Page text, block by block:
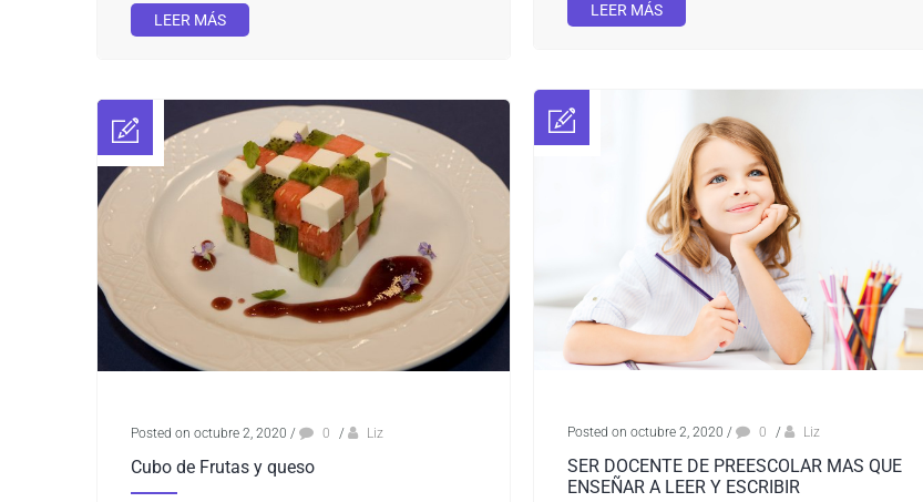
LEER MÁS
LEER MÁS
Posted on octubre 2, 2020 / 0 / Liz
SER DOCENTE DE PREESCOLAR MAS QUE
ENSEÑAR A LEER Y ESCRIBIR
Posted on octubre 2, 2020 / 0 / Liz
Cubo de Frutas y queso